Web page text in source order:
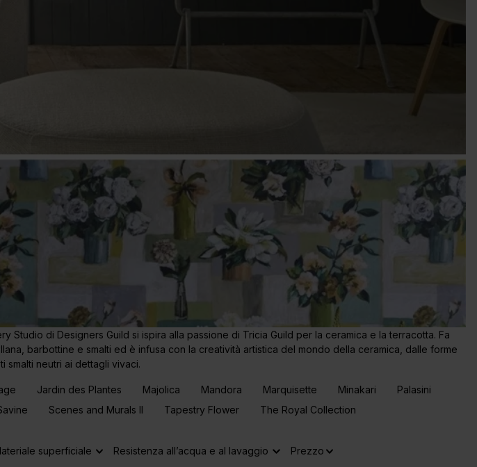
Studio di Designers Guild si ispira alla passione di Tricia Guild per la ceramica e la terracotta. Fa
barbottine e smalti ed è infusa con la creatività artistica del mondo della ceramica, dalle forme
smalti neutri ai dettagli vivaci.
Jardin des Plantes Majolica Mandora Marquisette Minakari
Palasini
Scenes and Murals II Tapestry Flower The Royal Collection
superficiale Resistenza all’acqua e al lavaggio Prezzo